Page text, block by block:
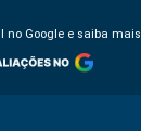
no Google e saiba mais